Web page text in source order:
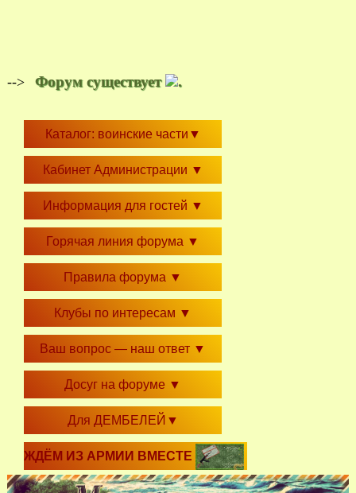
--> Форум существует .
Каталог: воинские части ▼
Кабинет Администрации ▼
Информация для гостей ▼
Горячая линия форума ▼
Правила форума ▼
Клубы по интересам ▼
Ваш вопрос — наш ответ ▼
Досуг на форуме ▼
Для ДЕМБЕЛЕЙ ▼
ЖДЁМ ИЗ АРМИИ ВМЕСТЕ